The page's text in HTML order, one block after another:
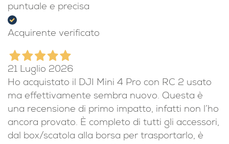
Ottimo rapporto qualità prezzo imballo curato
ho acquistato Nikon d810. Spedizione puntuale
le comunicazioni con assistenza Zanichelli
Acquirente verificato
21 Luglio 2026
Ho acquistato il DJI Mini 4 Pro con RC 2 usato
ma effettivamente sembra nuovo. Questa è